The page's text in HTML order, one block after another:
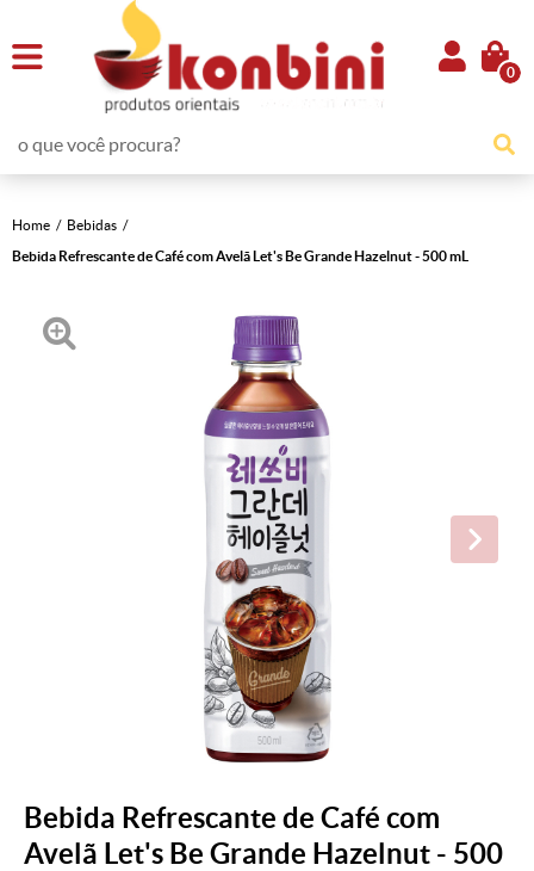
0
Home
Bebidas
Bebida Refrescante de Café com Avelã Let's Be Grande Hazelnut - 500 mL
Bebida Refrescante de Café com
Avelã Let's Be Grande Hazelnut - 500